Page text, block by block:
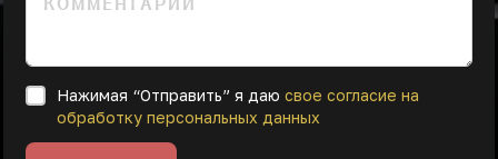
Нажимая “Отправить” я даю свое согласие на
обработку персональных данных